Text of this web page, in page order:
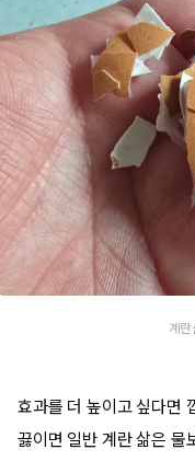
계란
효과를 더 높이고 싶다면
끓이면 일반 계란 삶은 물